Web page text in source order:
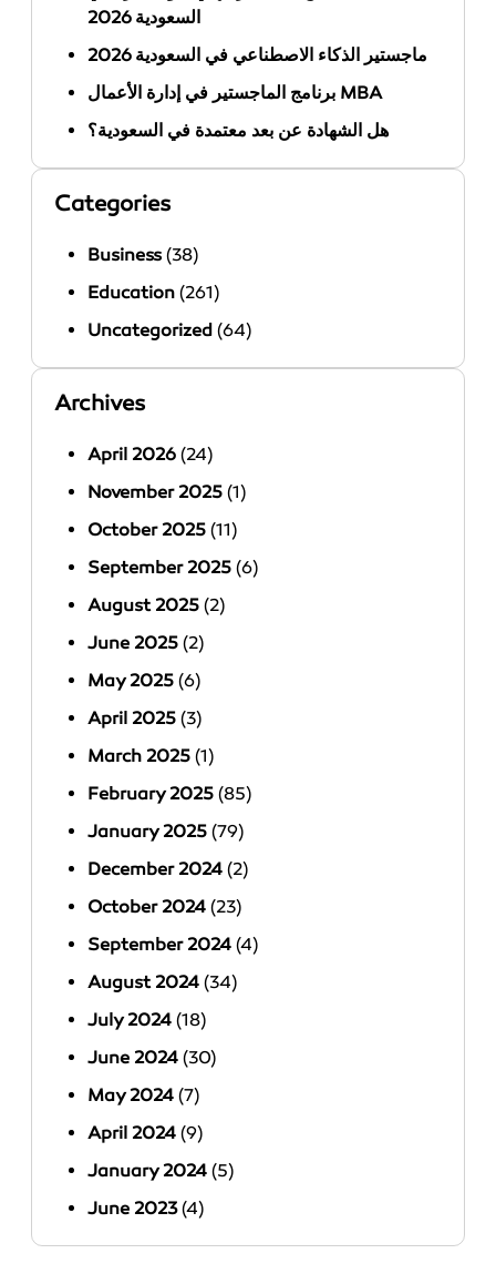
السعودية 2026
ماجستير الذكاء الاصطناعي في السعودية 2026
برنامج الماجستير في إدارة الأعمال MBA
هل الشهادة عن بعد معتمدة في السعودية؟
Categories
Business (38)
Education (261)
Uncategorized (64)
Archives
April 2026 (24)
November 2025 (1)
October 2025 (11)
September 2025 (6)
August 2025 (2)
June 2025 (2)
May 2025 (6)
April 2025 (3)
March 2025 (1)
February 2025 (85)
January 2025 (79)
December 2024 (2)
October 2024 (23)
September 2024 (4)
August 2024 (34)
July 2024 (18)
June 2024 (30)
May 2024 (7)
April 2024 (9)
January 2024 (5)
June 2023(4)